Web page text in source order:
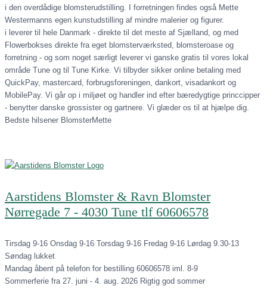
i den overdådige blomsterudstilling. I forretningen findes også Mette
Westermanns egen kunstudstilling af mindre malerier og figurer.
i leverer til hele Danmark - direkte til det meste af Sjælland, og med
Flowerbokses direkte fra eget blomsterværksted, blomsteroase og
forretning - og som noget særligt leverer vi ganske gratis til vores lokal
område Tune og til Tune Kirke. Vi tilbyder sikker online betaling med
QuickPay, mastercard, forbrugsforeningen, dankort, visadankort og
MobilePay. Vi går op i miljøet og handler ind efter bæredygtige princcipper
- benytter danske grossister og gartnere. Vi glæder os til at hjælpe dig.
Bedste hilsener BlomsterMette
Aarstidens Blomster & Ravn Blomster
Nørregade 7 - 4030 Tune tlf 60606578
Tirsdag 9-16 Onsdag 9-16 Torsdag 9-16 Fredag 9-16 Lørdag 9.30-13
Søndag lukket
Mandag åbent på telefon for bestilling 60606578 iml. 8-9
Sommerferie fra 27. juni - 4. aug. 2026 Rigtig god sommer